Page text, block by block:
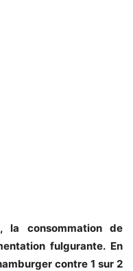
la consommation de
fulgurante. En
contre 1 sur 2